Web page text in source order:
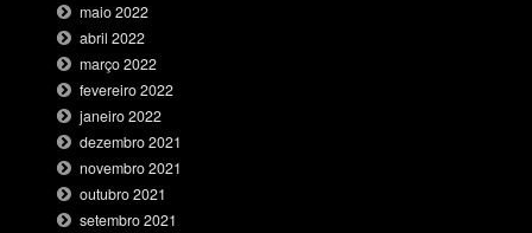
maio 2022
abril 2022
março 2022
fevereiro 2022
janeiro 2022
dezembro 2021
novembro 2021
outubro 2021
setembro 2021